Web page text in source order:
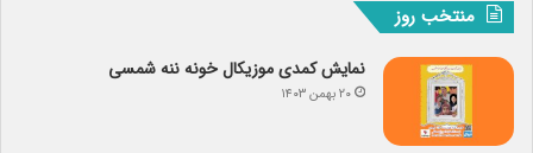
منتخب روز
نمایش کمدی موزیکال خونه ننه شمسی
۲۰ بهمن ۱۴۰۳